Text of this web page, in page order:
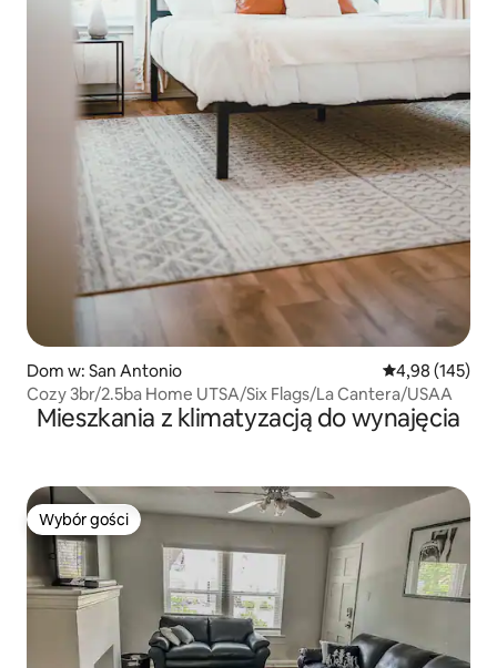
Dom w: San Antonio Średnia
4,98 (145)
Cozy 3br/2.5ba Home UTSA/Six Flags/La Cantera/USAA
Mieszkania z klimatyzacją do wynajęcia
Wybór gości
Wybór gości